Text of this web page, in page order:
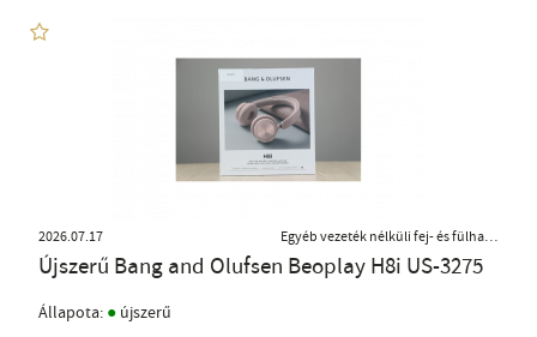
2026.07.17 Egyéb vezeték nélküli fej- és fülhallgató
Újszerű Bang and Olufsen Beoplay H8i US-3275
Állapota: ● újszerű